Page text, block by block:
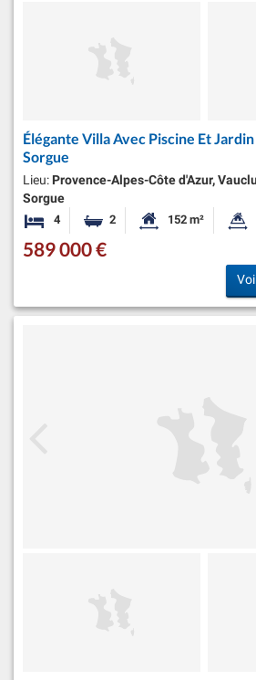
Élégante Villa Avec Piscine Et
Sorgue
Lieu: Provence-Alpes-Côte d'Azur,
Sorgue
4 Chambres
2 Salles de bains
Surface
152 m²
589 000 €